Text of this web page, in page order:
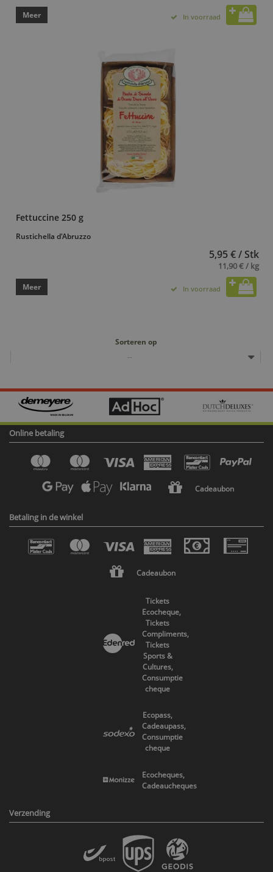
Meer In voorraad
Fettuccine 250 g
Rustichella d'Abruzzo
5,95 € / Stk
11,90 € / kg
Meer In voorraad
Sorteren op
--
Online betaling
Cadeaubon
Betaling in de winkel
Cadeaubon
Tickets
Ecocheque,
Tickets
Compliments,
Tickets
Sports &
Cultures,
Consumptie
cheque
Ecopass,
Cadeaupass,
Consumptie
cheque
Ecocheques,
Cadeaucheques
Verzending